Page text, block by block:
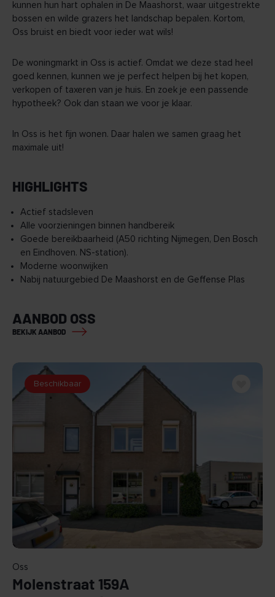
kunnen hun hart ophalen in De Maashorst, waar uitgestrekte
bossen en wilde grazers het landschap bepalen. Kortom,
Oss bruist en biedt voor ieder wat wils!
De woningmarkt in Oss is actief. Omdat we deze stad heel
goed kennen, kunnen we je perfect helpen bij het kopen,
verkopen of taxeren van je huis. En zoek je een passende
hypotheek? Ook dan staan we voor je klaar.
In Oss is het fijn wonen. Daar halen we samen graag het
maximale uit!
HIGHLIGHTS
Actief stadsleven
Alle voorzieningen binnen handbereik
Goede bereikbaarheid (A50 richting Nijmegen, Den Bosch
en Eindhoven. NS-station).
Moderne woonwijken
Nabij natuurgebied De Maashorst en de Geffense Plas
AANBOD OSS
BEKIJK AANBOD
BEKIJK
Beschikbaar
Oss
Molenstraat 159A